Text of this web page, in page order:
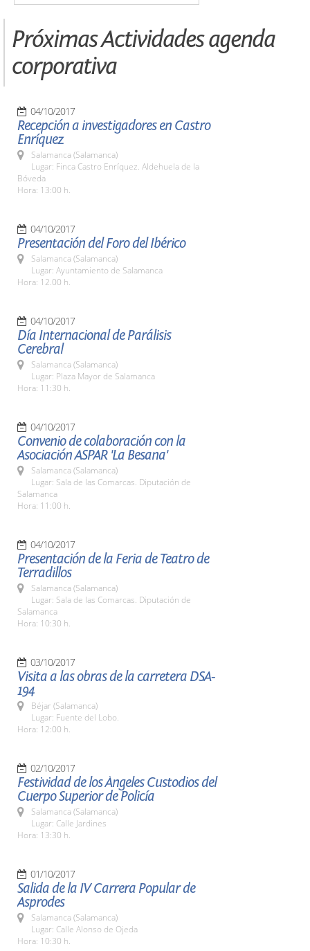
Próximas Actividades agenda
corporativa
04/10/2017
Recepción a investigadores en Castro
Enríquez
Salamanca (Salamanca)
Lugar: Finca Castro Enríquez. Aldehuela de la
Bóveda
Hora: 13:00 h.
04/10/2017
Presentación del Foro del Ibérico
Salamanca (Salamanca)
Lugar: Ayuntamiento de Salamanca
Hora: 12.00 h.
04/10/2017
Día Internacional de Parálisis
Cerebral
Salamanca (Salamanca)
Lugar: Plaza Mayor de Salamanca
Hora: 11:30 h.
04/10/2017
Convenio de colaboración con la
Asociación ASPAR 'La Besana'
Salamanca (Salamanca)
Lugar: Sala de las Comarcas. Diputación de
Salamanca
Hora: 11:00 h.
04/10/2017
Presentación de la Feria de Teatro de
Terradillos
Salamanca (Salamanca)
Lugar: Sala de las Comarcas. Diputación de
Salamanca
Hora: 10:30 h.
03/10/2017
Visita a las obras de la carretera DSA-
194
Béjar (Salamanca)
Lugar: Fuente del Lobo.
Hora: 12:00 h.
02/10/2017
Festividad de los Ángeles Custodios del
Cuerpo Superior de Policía
Salamanca (Salamanca)
Lugar: Calle Jardines
Hora: 13:30 h.
01/10/2017
Salida de la IV Carrera Popular de
Asprodes
Salamanca (Salamanca)
Lugar: Calle Alonso de Ojeda
Hora: 10:30 h.